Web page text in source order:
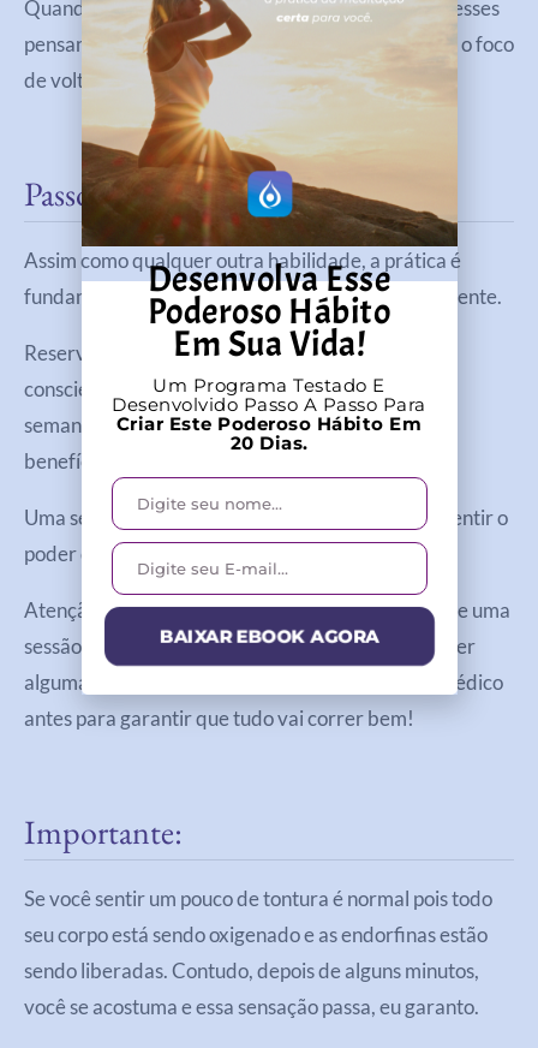
Quando isso acontecer, simplesmente reconheça esses
pensamentos sem julgamento e gentilmente traga o foco
de volta à sua respiração.
Passo 6: Pratique Regularmente
Assim como qualquer outra habilidade, a prática é
fundamental para aperfeiçoar a respiração consciente.
Reserve um tempo para praticar a respiração
consciente, mesmo que seja apenas uma vez por
semana. Com o tempo, você começará a notar os
benefícios dessa prática em sua vida diária.
Uma sessão já é suficiente para você entender e sentir o
poder disso no seu corpo.
Atenção: Se for a sua primeira prática, faça sempre uma
sessão ao vivo com um instrutor. Além disso, se tiver
alguma contraindicação, sempre fale com o seu médico
antes para garantir que tudo vai correr bem!
Importante:
Se você sentir um pouco de tontura é normal pois todo
seu corpo está sendo oxigenado e as endorfinas estão
sendo liberadas. Contudo, depois de alguns minutos,
você se acostuma e essa sensação passa, eu garanto.
Desenvolva Esse
Poderoso Hábito
Em Sua Vida!
Um Programa Testado E
Desenvolvido Passo A Passo Para
Criar Este Poderoso Hábito Em
20 Dias.
BAIXAR EBOOK AGORA